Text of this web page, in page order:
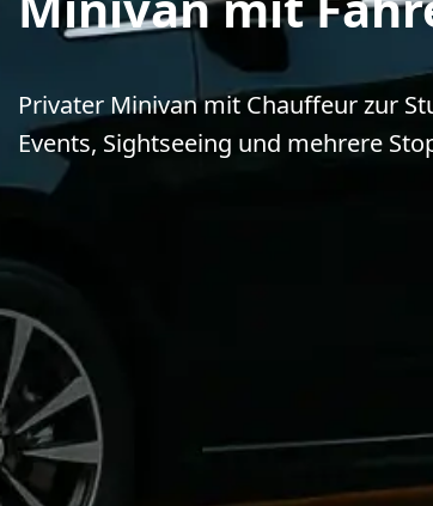
Privater Minivan mit Chauffeur zur
Events, Sightseeing und mehrere